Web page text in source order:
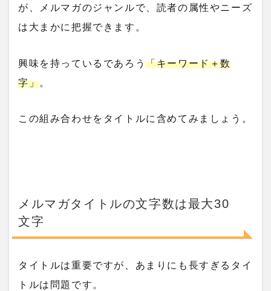
が、メルマガのジャンルで、読者の属性やニーズ
は大まかに把握できます。
興味を持っているであろう「キーワード＋数
字」。
この組み合わせをタイトルに含めてみましょう。
メルマガタイトルの文字数は最大30
文字
タイトルは重要ですが、あまりにも長すぎるタイ
トルは問題です。